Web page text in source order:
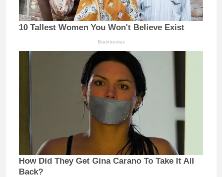
10 Tallest Women You Won't Believe Exist
Brainberries
How Did They Get Gina Carano To Take It All
Back?